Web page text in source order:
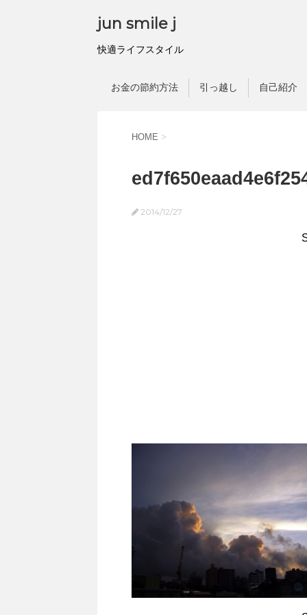
jun smile j
快適ライフスタイル
お金の節約方法 引っ越し 自己紹介
HOME >
2014/12/27